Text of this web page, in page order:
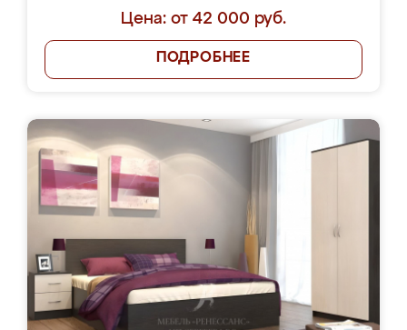
Цена: от 42 000 руб.
ПОДРОБНЕЕ